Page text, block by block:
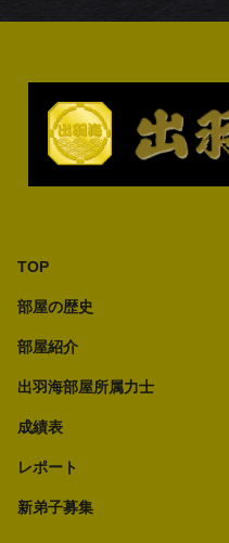
TOP
部屋の歴史
部屋紹介
出羽海部屋所属力士
成績表
レポート
新弟子募集